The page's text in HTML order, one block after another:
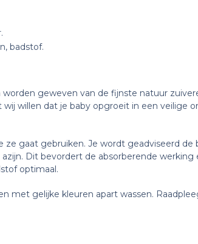
badstof.
geweven van de fijnste natuur
willen dat je baby opgroeit in een
ze gaat gebruiken. Je wordt geadviseerd
Dit bevordert de absorberende
optimaal.
met gelijke kleuren apart wassen.